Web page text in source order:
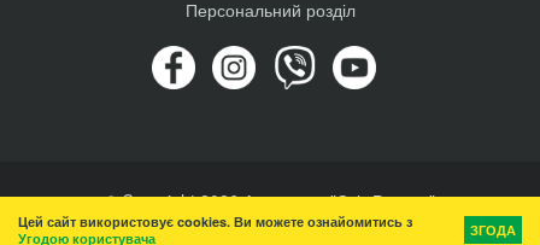
Персональний розділ
© Copyright 2026 Агроцентр "Світ Рослин"
Вгору
Цей сайт використовує cookies. Ви можете ознайомитись з
Угодою користувача
ЗГОДА